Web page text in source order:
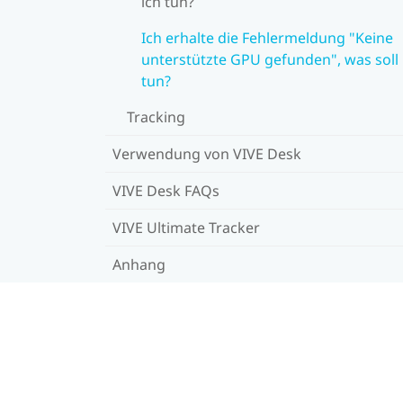
Ich erhalte die Fehlermeldung "Keine
unterstützte GPU gefunden", was soll
tun?
Tracking
Verwendung von VIVE Desk
VIVE Desk FAQs
VIVE Ultimate Tracker
Anhang